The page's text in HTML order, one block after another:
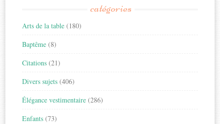
catégories
Arts de la table (180)
Baptême (8)
Citations (21)
Divers sujets (406)
Élégance vestimentaire (286)
Enfants (73)